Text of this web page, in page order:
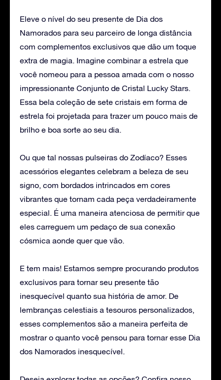
Eleve o nível do seu presente de Dia dos
Namorados para seu parceiro de longa distância
com complementos exclusivos que dão um toque
extra de magia. Imagine combinar a estrela que
você nomeou para a pessoa amada com o nosso
impressionante Conjunto de Cristal Lucky Stars.
Essa bela coleção de sete cristais em forma de
estrela foi projetada para trazer um pouco mais de
brilho e boa sorte ao seu dia.
Ou que tal nossas pulseiras do Zodíaco? Esses
acessórios elegantes celebram a beleza de seu
signo, com bordados intrincados em cores
vibrantes que tornam cada peça verdadeiramente
especial. É uma maneira atenciosa de permitir que
eles carreguem um pedaço de sua conexão
cósmica aonde quer que vão.
E tem mais! Estamos sempre procurando produtos
exclusivos para tornar seu presente tão
inesquecível quanto sua história de amor. De
lembranças celestiais a tesouros personalizados,
esses complementos são a maneira perfeita de
mostrar o quanto você pensou para tornar esse Dia
dos Namorados inesquecível.